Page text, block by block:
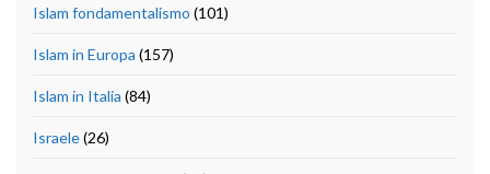
Islam fondamentalismo (101)
Islam in Europa (157)
Islam in Italia (84)
Israele(26)